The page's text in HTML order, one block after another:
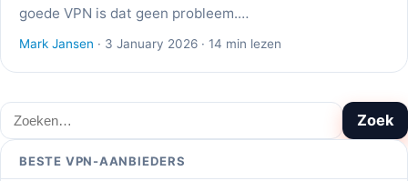
goede VPN is dat geen probleem.…
Mark Jansen · 3 January 2026 · 14 min lezen
Zoeken Zoek
BESTE VPN-AANBIEDERS